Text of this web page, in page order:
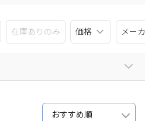
在庫ありのみ 価格 メー
おすすめ順